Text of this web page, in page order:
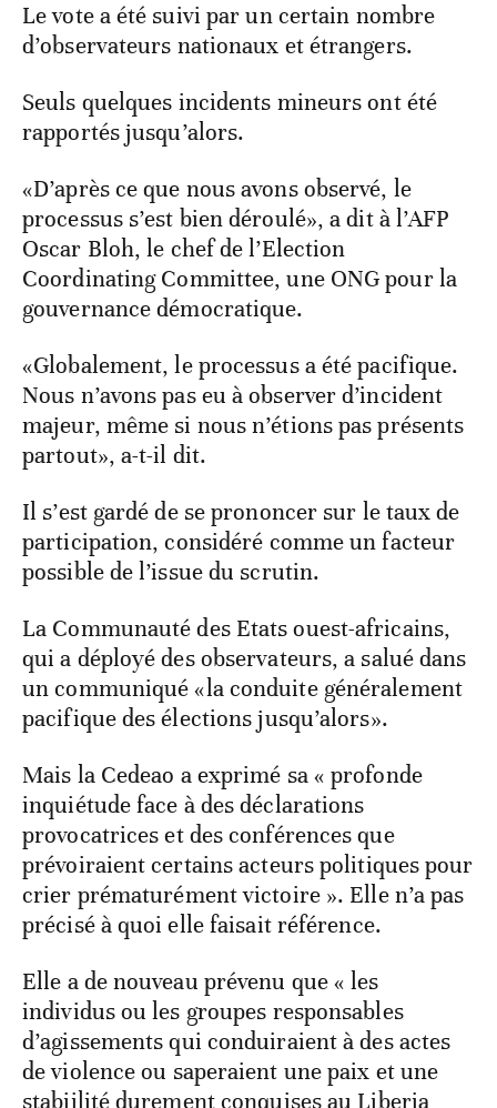
Le vote a été suivi par un certain nombre
d’observateurs nationaux et étrangers.
Seuls quelques incidents mineurs ont été
rapportés jusqu’alors.
«D’après ce que nous avons observé, le
processus s’est bien déroulé», a dit à l’AFP
Oscar Bloh, le chef de l’Election
Coordinating Committee, une ONG pour la
gouvernance démocratique.
«Globalement, le processus a été pacifique.
Nous n’avons pas eu à observer d’incident
majeur, même si nous n’étions pas présents
partout», a-t-il dit.
Il s’est gardé de se prononcer sur le taux de
participation, considéré comme un facteur
possible de l’issue du scrutin.
La Communauté des Etats ouest-africains,
qui a déployé des observateurs, a salué dans
un communiqué «la conduite généralement
pacifique des élections jusqu’alors».
Mais la Cedeao a exprimé sa « profonde
inquiétude face à des déclarations
provocatrices et des conférences que
prévoiraient certains acteurs politiques pour
crier prématurément victoire ». Elle n’a pas
précisé à quoi elle faisait référence.
Elle a de nouveau prévenu que « les
individus ou les groupes responsables
d’agissements qui conduiraient à des actes
de violence ou saperaient une paix et une
stabiilité durement conquises au Liberia